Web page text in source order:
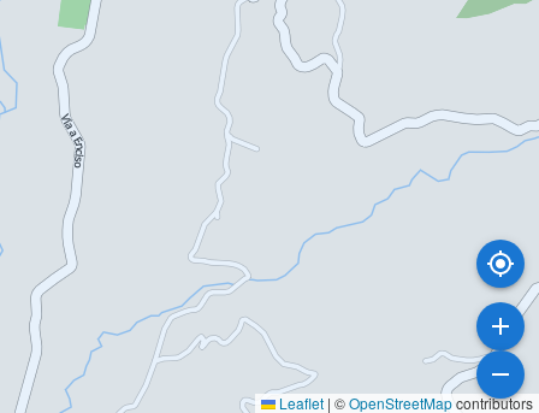
Leaflet | ©OpenStreetMapcontributors